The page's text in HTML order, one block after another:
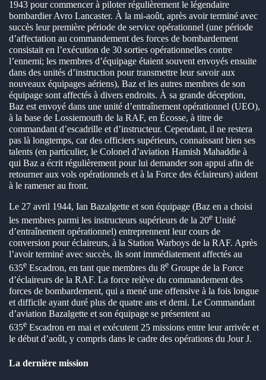
1943 pour commencer à piloter régulièrement le légendaire
bombardier Avro Lancaster. À la mi-août, après avoir terminé avec
succès leur première période de service opérationnel (une période
d’affectation au commandement des forces de bombardement
consistait en l’exécution de 30 sorties opérationnelles contre
l’ennemi; les membres d’équipage étaient souvent envoyés ensuite
dans des unités d’instruction pour transmettre leur savoir aux
nouveaux équipages aériens), Baz et les autres membres de son
équipage sont affectés à divers endroits. À sa grande déception,
Baz est envoyé dans une unité d’entraînement opérationnel (UEO),
à la base de Lossiemouth de la RAF, en Écosse, à titre de
commandant d’escadrille et d’instructeur. Cependant, il ne restera
pas là longtemps, car des officiers supérieurs, connaissant bien ses
talents (en particulier, le Colonel d’aviation Hamish Mahaddie à
qui Baz a écrit régulièrement pour lui demander son appui afin de
retourner aux vols opérationnels et à la Force des éclaireurs) aident
à le ramener au front.
Le 27 avril 1944, Ian Bazalgette et son équipage (Baz en a choisi
les membres parmi les instructeurs supérieurs de la 20e Unité
d’entraînement opérationnel) entreprennent leur cours de
conversion pour éclaireurs, à la Station Warboys de la RAF. Après
l’avoir terminé avec succès, ils sont immédiatement affectés au
635e Escadron, en tant que membres du 8e Groupe de la Force
d’éclaireurs de la RAF. La force relève du commandement des
forces de bombardement, qui a mené une offensive à la fois longue
et difficile ayant duré plus de quatre ans et demi. Le Commandant
d’aviation Bazalgette et son équipage se présentent au
635e Escadron en mai et exécutent 25 missions entre leur arrivée et
le début d’août, y compris dans le cadre des opérations du Jour J.
La dernière mission